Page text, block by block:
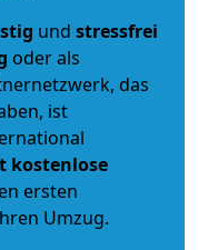
und stressfrei
oder als
das
ist
kostenlose
ersten
Umzug.